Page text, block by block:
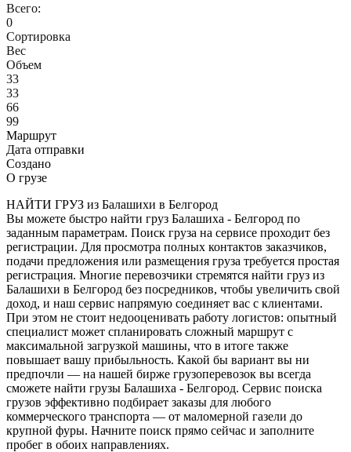
Всего:
0
Сортировка
Вес
Объем
33
33
66
99
Маршрут
Дата отправки
Создано
О грузе
НАЙТИ ГРУЗ из Балашихи в Белгород
Вы можете быстро найти груз Балашиха - Белгород по
заданным параметрам. Поиск груза на сервисе проходит без
регистрации. Для просмотра полных контактов заказчиков,
подачи предложения или размещения груза требуется простая
регистрация. Многие перевозчики стремятся найти груз из
Балашихи в Белгород без посредников, чтобы увеличить свой
доход, и наш сервис напрямую соединяет вас с клиентами.
При этом не стоит недооценивать работу логистов: опытный
специалист может спланировать сложный маршрут с
максимальной загрузкой машины, что в итоге также
повышает вашу прибыльность. Какой бы вариант вы ни
предпочли — на нашей бирже грузоперевозок вы всегда
сможете найти грузы Балашиха - Белгород. Сервис поиска
грузов эффективно подбирает заказы для любого
коммерческого транспорта — от маломерной газели до
крупной фуры. Начните поиск прямо сейчас и заполните
пробег в обоих направлениях.